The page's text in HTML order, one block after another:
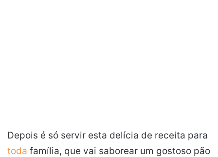
Depois é só servir esta delícia de receita para
toda família, que vai saborear um gostoso pão